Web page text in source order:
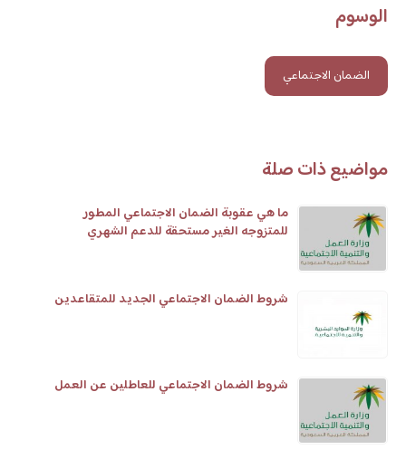
الوسوم
الضمان الاجتماعي
مواضيع ذات صلة
ما هي عقوبة الضمان الاجتماعي المطور
للمتزوجه الغير مستحقة للدعم الشهري
شروط الضمان الاجتماعي الجديد للمتقاعدين
شروط الضمان الاجتماعي للعاطلين عن العمل